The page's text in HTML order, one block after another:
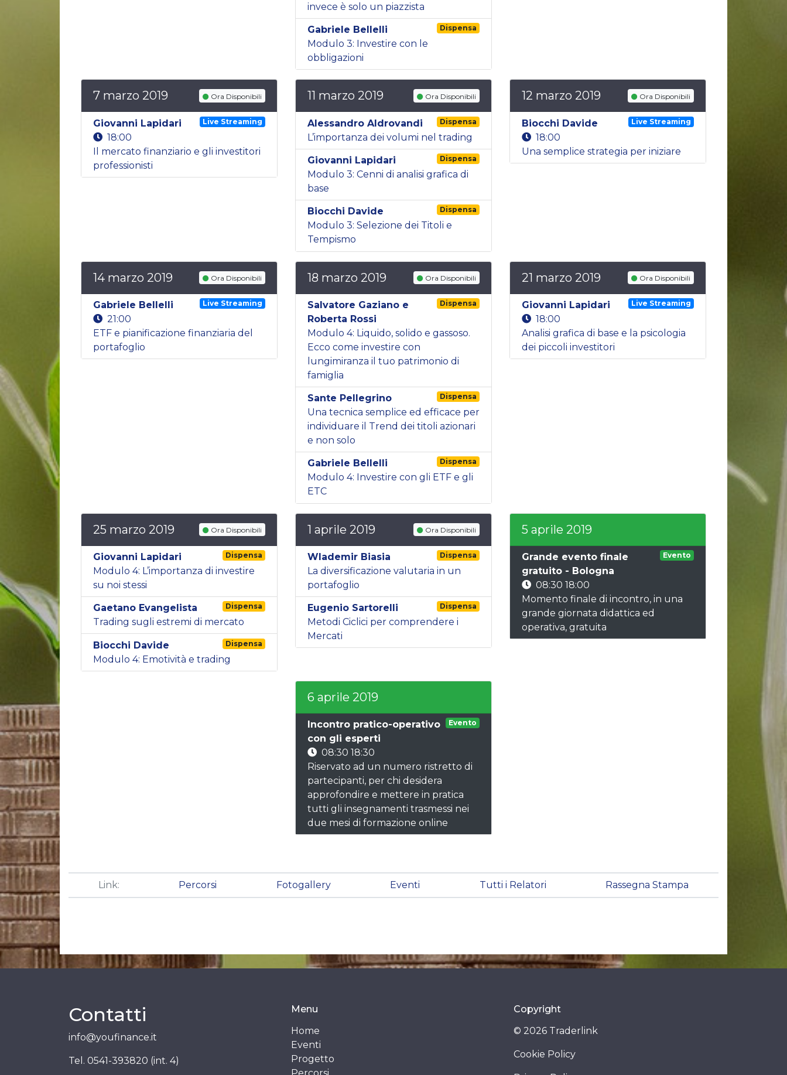
invece è solo un piazzista
Dispensa
Gabriele Bellelli
Modulo 3: Investire con le
obbligazioni
7 marzo 2019 Ora Disponibili
Live Streaming
Giovanni Lapidari
18:00
Il mercato finanziario e gli investitori
professionisti
11 marzo 2019 Ora Disponibili
Dispensa
Alessandro Aldrovandi
L’importanza dei volumi nel trading
Dispensa
Giovanni Lapidari
Modulo 3: Cenni di analisi grafica di
base
Dispensa
Biocchi Davide
Modulo 3: Selezione dei Titoli e
Tempismo
12 marzo 2019 Ora Disponibili
Live Streaming
Biocchi Davide
18:00
Una semplice strategia per iniziare
14 marzo 2019 Ora Disponibili
Live Streaming
Gabriele Bellelli
21:00
ETF e pianificazione finanziaria del
portafoglio
18 marzo 2019 Ora Disponibili
Dispensa
Salvatore Gaziano e
Roberta Rossi
Modulo 4: Liquido, solido e gassoso.
Ecco come investire con
lungimiranza il tuo patrimonio di
famiglia
Dispensa
Sante Pellegrino
Una tecnica semplice ed efficace per
individuare il Trend dei titoli azionari
e non solo
Dispensa
Gabriele Bellelli
Modulo 4: Investire con gli ETF e gli
ETC
21 marzo 2019 Ora Disponibili
Live Streaming
Giovanni Lapidari
18:00
Analisi grafica di base e la psicologia
dei piccoli investitori
25 marzo 2019 Ora Disponibili
Dispensa
Giovanni Lapidari
Modulo 4: L’importanza di investire
su noi stessi
Dispensa
Gaetano Evangelista
Trading sugli estremi di mercato
Dispensa
Biocchi Davide
Modulo 4: Emotività e trading
1 aprile 2019 Ora Disponibili
Dispensa
Wlademir Biasia
La diversificazione valutaria in un
portafoglio
Dispensa
Eugenio Sartorelli
Metodi Ciclici per comprendere i
Mercati
5 aprile 2019
Evento
Grande evento finale
gratuito - Bologna
08:30 18:00
Momento finale di incontro, in una
grande giornata didattica ed
operativa, gratuita
6 aprile 2019
Evento
Incontro pratico-operativo
con gli esperti
08:30 18:30
Riservato ad un numero ristretto di
partecipanti, per chi desidera
approfondire e mettere in pratica
tutti gli insegnamenti trasmessi nei
due mesi di formazione online
Link: Percorsi Fotogallery Eventi Tutti i Relatori Rassegna Stampa
Contatti
info@youfinance.it
Tel. 0541-393820 (int. 4)
Menu
Home
Eventi
Progetto
Copyright
© 2026 Traderlink
Cookie Policy